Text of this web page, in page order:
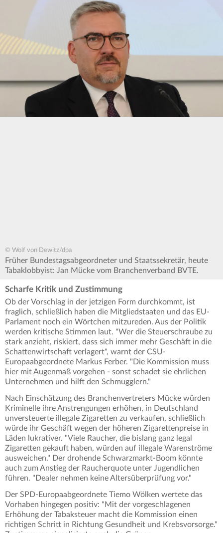
© Wolf von Dewitz/dpa
Früher Bundestagsabgeordneter und Staatssekretär, heute
Tabaklobbyist: Jan Mücke vom Branchenverband BVTE.
Scharfe Kritik und Zustimmung
Ob der Vorschlag in der jetzigen Form durchkommt, ist
fraglich, schließlich haben die Mitgliedstaaten und das EU-
Parlament noch ein Wörtchen mitzureden. Aus der Politik
werden kritische Stimmen laut. "Wer die Steuerschraube zu
stark anzieht, riskiert, dass sich immer mehr Geschäft in die
Schattenwirtschaft verlagert", warnt der CSU-
Europaabgeordnete Markus Ferber. "Die Kommission muss
hier mit Augenmaß vorgehen - sonst schadet sie ehrlichen
Unternehmen und hilft den Schmugglern."
Nach Einschätzung des Branchenvertreters Mücke würden
Kriminelle ihre Anstrengungen erhöhen, in Deutschland
unversteuerte illegale Zigaretten zu verkaufen, schließlich
würde ihr Geschäft wegen der höheren Zigarettenpreise in
Läden lukrativer. "Viele Raucher, die bislang ganz legal
Zigaretten gekauft haben, würden auf illegale Warenströme
ausweichen." Der drohende Schwarzmarkt-Boom könnte
auch zum Anstieg der Raucherquote unter Jugendlichen
führen. "Dealer nehmen keine Altersüberprüfung vor."
Der SPD-Europaabgeordnete Tiemo Wölken wertete das
Vorhaben hingegen positiv: "Mit der vorgeschlagenen
Erhöhung der Tabaksteuer macht die Kommission einen
richtigen Schritt in Richtung Gesundheit und Krebsvorsorge."